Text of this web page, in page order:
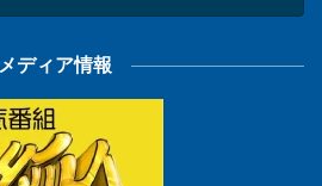
メディア情報